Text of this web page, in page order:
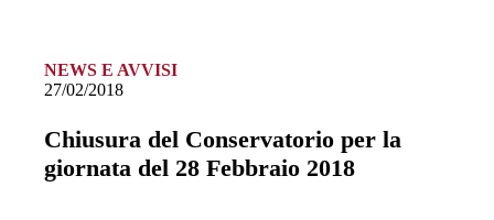
NEWS E AVVISI
27/02/2018
Chiusura del Conservatorio per la
giornata del 28 Febbraio 2018